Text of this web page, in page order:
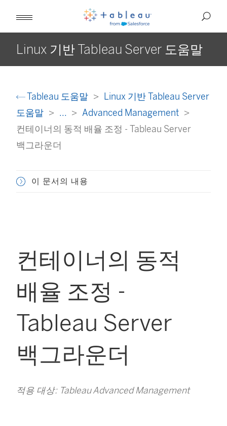
Linux 기반 Tableau Server 도움말
Tableau 도움말
Linux 기반 Tableau Server
도움말
...
Advanced Management
컨테이너의 동적 배율 조정 - Tableau Server
백그라운더
이 문서의 내용
컨테이너의 동적
배율 조정 -
Tableau Server
백그라운더
적용 대상: Tableau Advanced Management